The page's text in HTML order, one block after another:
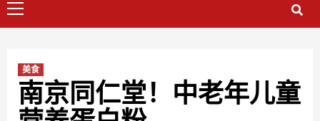
Menu
美食
南京同仁堂！中老年儿童